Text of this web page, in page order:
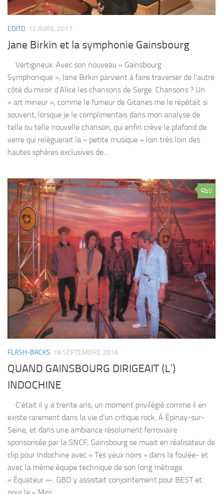
EDITO 12 AVRIL 2017
Jane Birkin et la symphonie Gainsbourg
Vertigineux. Avec son nouveau « Gainsbourg
Symphonique », Jane Birkin parvient à faire traverser de l’autre
côté du miroir d’Alice les chansons de Serge. Chansons ? Un
« art mineur », comme le fumeur de Gitanes me le répétait si
souvent, lorsque je le complimentais dans mon analyse de
telle ou telle nouvelle chanson, qui enfin crève le plafond de
verre qui relèguerait la « petite musique » loin très loin des
hautes sphères exclusives de...
0
FLASH-BACKS 18 SEPTEMBRE 2016
QUAND GAINSBOURG DIRIGEAIT (L’)
INDOCHINE
C’était il y a trente ans, un moment privilégié comme il en
existe rarement dans la vie d’un critique rock. À Épinay-sur-
Seine, et dans une ambiance résolument ferroviaire
sponsorisée par la SNCF, Gainsbourg se muait en réalisateur de
clip pour Indochine avec « Tes yeux noirs » dans la foulée- et
avec la même équipe technique de son long métrage
« Équateur »-. GBD y assistait conjointement pour BEST et